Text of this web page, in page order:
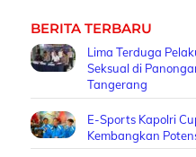
BERITA TERBARU
Lima Terduga
Seksual di
Tangerang
E-Sports Kapolri
Kembangkan